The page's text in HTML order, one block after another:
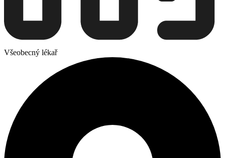
Všeobecný lékař